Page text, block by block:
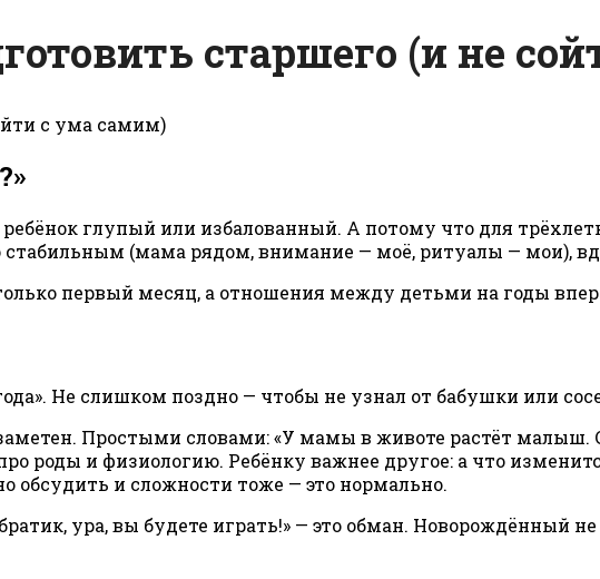
старшего (и не
глупый или избалованный. А потому что для
стабильным (мама рядом, внимание — моё, ритуалы — мои),
первый месяц, а отношения между детьми на годы
Не слишком поздно — чтобы не узнал от бабушки или
Простыми словами: «У мамы в животе растёт малыш.
роды и физиологию. Ребёнку важнее другое: а что
обсудить и сложности тоже — это нормально.
ура, вы будете играть!» — это обман. Новорождённый